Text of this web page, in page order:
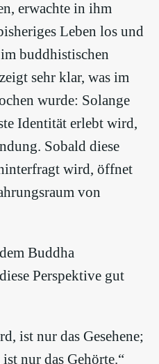
erwachte in ihm
Leben los und
buddhistischen
sehr klar, was im
wurde: Solange
Identität erlebt wird,
Sobald diese
wird, öffnet
von
Buddha
Perspektive gut
ist nur das Gesehene;
nur das Gehörte.“